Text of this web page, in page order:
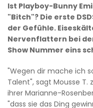
Ist Playboy-Bunny
"Bitch"? Die erste
der Gefühle.
Nervenflattern bei
Show Nummer eins
"Wegen dir mache ich
Talent", sagt Mousse T.
ihrer Marianne-
"dass sie das Ding